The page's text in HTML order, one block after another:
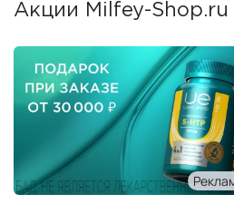
Акции Milfey-Shop.ru